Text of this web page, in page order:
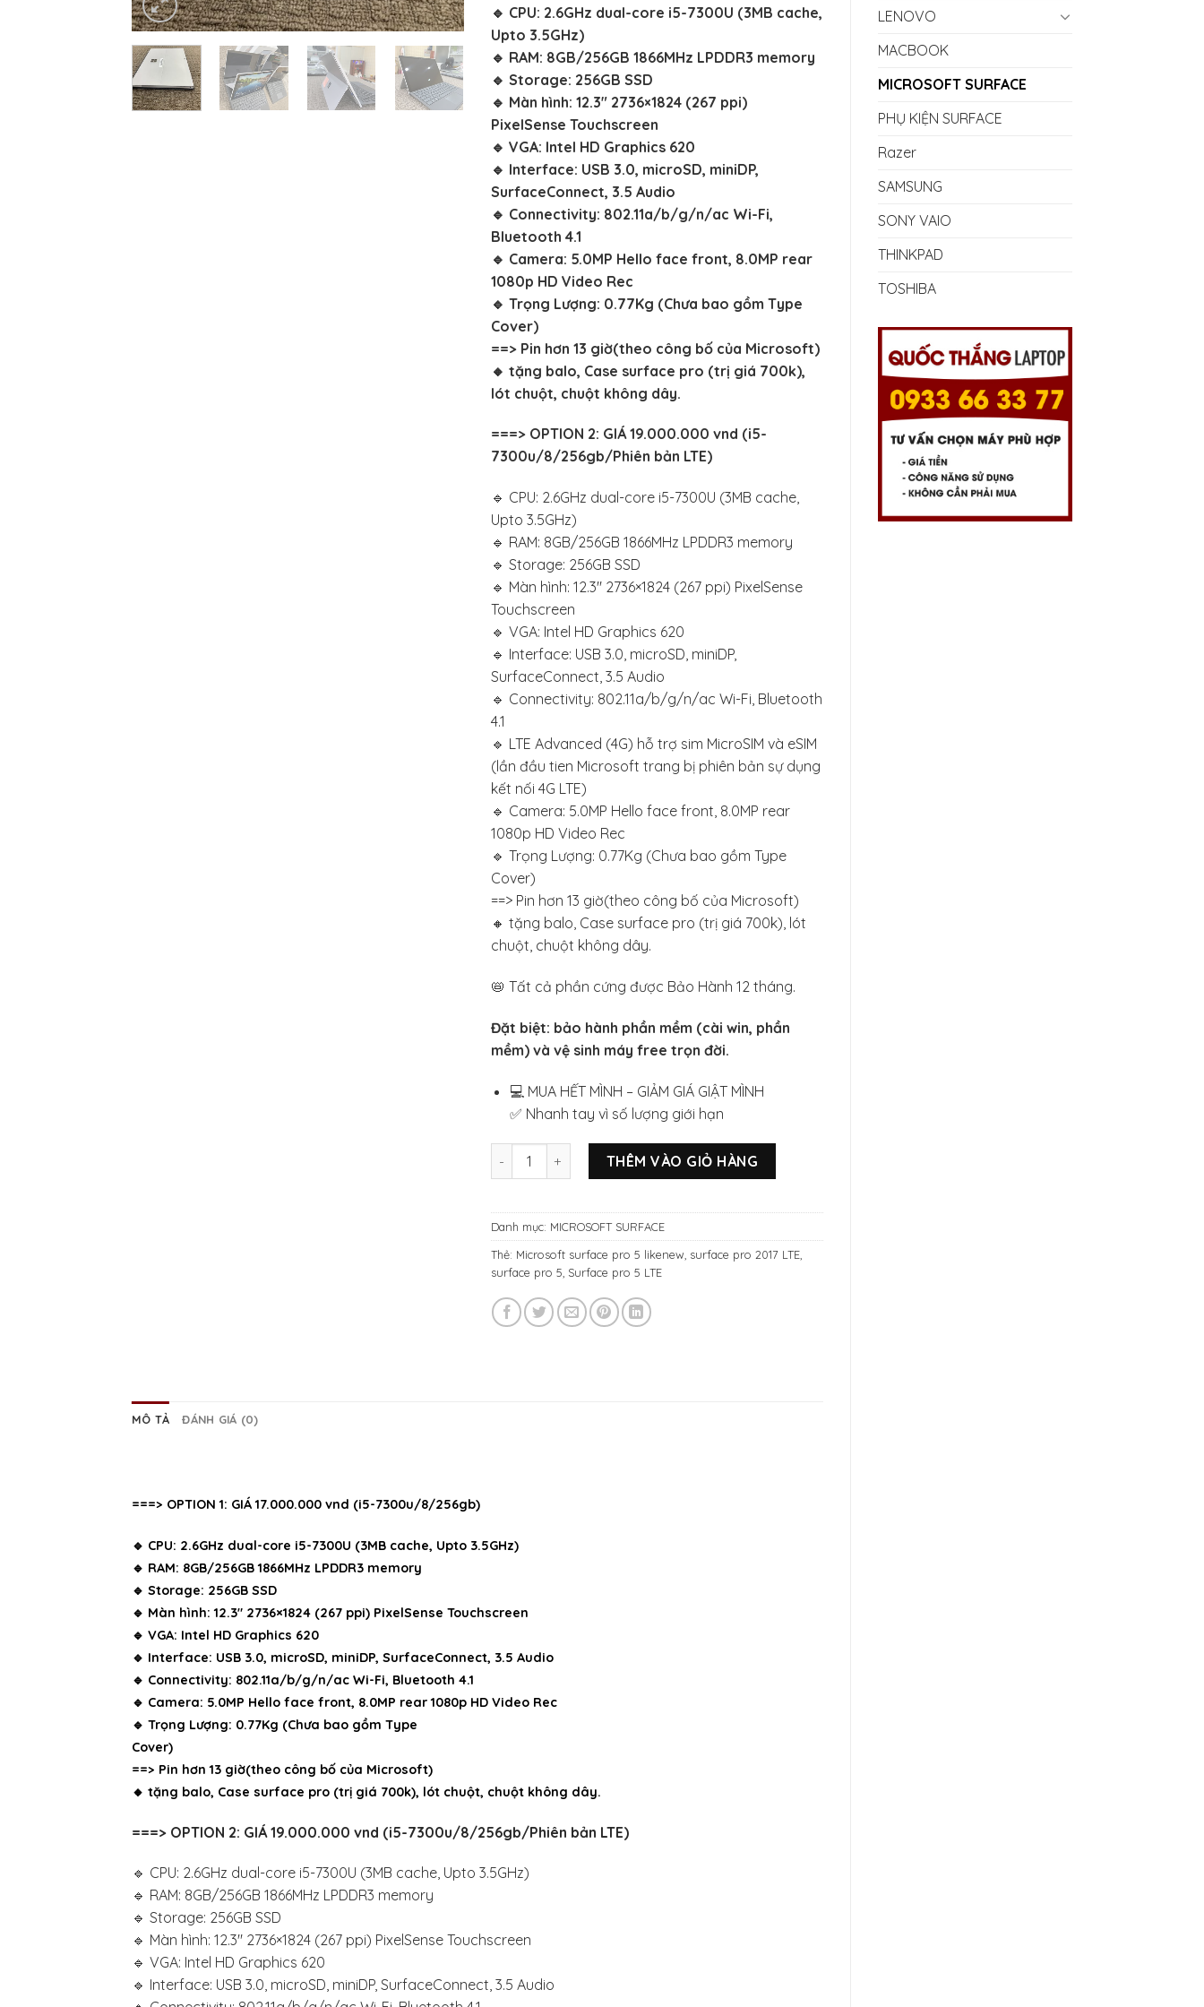
LENOVO
MACBOOK
MICROSOFT SURFACE
PHỤ KIỆN SURFACE
Razer
SAMSUNG
SONY VAIO
THINKPAD
TOSHIBA
🔹 CPU: 2.6GHz dual-core i5-7300U (3MB cache,
Upto 3.5GHz)
🔹 RAM: 8GB/256GB 1866MHz LPDDR3 memory
🔹 Storage: 256GB SSD
🔹 Màn hình: 12.3″ 2736×1824 (267 ppi)
PixelSense Touchscreen
🔹 VGA: Intel HD Graphics 620
🔹 Interface: USB 3.0, microSD, miniDP,
SurfaceConnect, 3.5 Audio
🔹 Connectivity: 802.11a/b/g/n/ac Wi-Fi,
Bluetooth 4.1
🔹 Camera: 5.0MP Hello face front, 8.0MP rear
1080p HD Video Rec
🔹 Trọng Lượng: 0.77Kg (Chưa bao gồm Type
Cover)
==> Pin hơn 13 giờ(theo công bố của Microsoft)
🔸 tặng balo, Case surface pro (trị giá 700k),
lót chuột, chuột không dây.
===> OPTION 2: GIÁ 19.000.000 vnd (i5-
7300u/8/256gb/Phiên bản LTE)
🔹 CPU: 2.6GHz dual-core i5-7300U (3MB cache,
Upto 3.5GHz)
🔹 RAM: 8GB/256GB 1866MHz LPDDR3 memory
🔹 Storage: 256GB SSD
🔹 Màn hình: 12.3″ 2736×1824 (267 ppi) PixelSense
Touchscreen
🔹 VGA: Intel HD Graphics 620
🔹 Interface: USB 3.0, microSD, miniDP,
SurfaceConnect, 3.5 Audio
🔹 Connectivity: 802.11a/b/g/n/ac Wi-Fi, Bluetooth
4.1
🔹 LTE Advanced (4G) hỗ trợ sim MicroSIM và eSIM
(lần đầu tien Microsoft trang bị phiên bản sự dụng
kết nối 4G LTE)
🔹 Camera: 5.0MP Hello face front, 8.0MP rear
1080p HD Video Rec
🔹 Trọng Lượng: 0.77Kg (Chưa bao gồm Type
Cover)
==> Pin hơn 13 giờ(theo công bố của Microsoft)
🔸 tặng balo, Case surface pro (trị giá 700k), lót
chuột, chuột không dây.
📛 Tất cả phần cứng được Bảo Hành 12 tháng.
Đặt biệt: bảo hành phần mềm (cài win, phần
mềm) và vệ sinh máy free trọn đời.
💻 MUA HẾT MÌNH – GIẢM GIÁ GIẬT MÌNH
✅ Nhanh tay vì số lượng giới hạn
Surface pro 5 /core i5-7300u/ram8gb/ssd256gb số lượng
THÊM VÀO GIỎ HÀNG
Danh mục: MICROSOFT SURFACE
Thẻ: Microsoft surface pro 5 likenew, surface pro 2017 LTE,
surface pro 5, Surface pro 5 LTE
MÔ TẢ ĐÁNH GIÁ (0)
===> OPTION 1: GIÁ 17.000.000 vnd (i5-7300u/8/256gb)
🔹 CPU: 2.6GHz dual-core i5-7300U (3MB cache, Upto 3.5GHz)
🔹 RAM: 8GB/256GB 1866MHz LPDDR3 memory
🔹 Storage: 256GB SSD
🔹 Màn hình: 12.3″ 2736×1824 (267 ppi) PixelSense Touchscreen
🔹 VGA: Intel HD Graphics 620
🔹 Interface: USB 3.0, microSD, miniDP, SurfaceConnect, 3.5 Audio
🔹 Connectivity: 802.11a/b/g/n/ac Wi-Fi, Bluetooth 4.1
🔹 Camera: 5.0MP Hello face front, 8.0MP rear 1080p HD Video Rec
🔹 Trọng Lượng: 0.77Kg (Chưa bao gồm Type
Cover)
==> Pin hơn 13 giờ(theo công bố của Microsoft)
🔸 tặng balo, Case surface pro (trị giá 700k), lót chuột, chuột không dây.
===> OPTION 2: GIÁ 19.000.000 vnd (i5-7300u/8/256gb/Phiên bản LTE)
🔹 CPU: 2.6GHz dual-core i5-7300U (3MB cache, Upto 3.5GHz)
🔹 RAM: 8GB/256GB 1866MHz LPDDR3 memory
🔹 Storage: 256GB SSD
🔹 Màn hình: 12.3″ 2736×1824 (267 ppi) PixelSense Touchscreen
🔹 VGA: Intel HD Graphics 620
🔹 Interface: USB 3.0, microSD, miniDP, SurfaceConnect, 3.5 Audio